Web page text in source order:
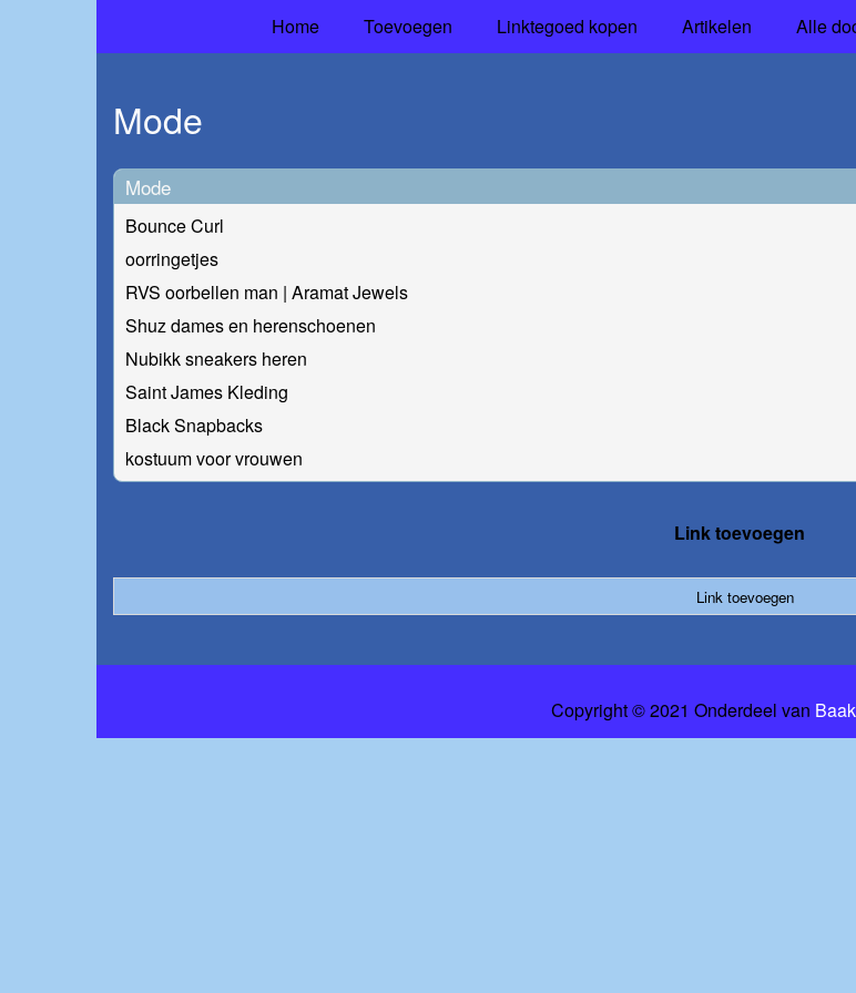
Home Toevoegen Linktegoed kopen Artikelen Alle
Mode
Mode
Bounce Curl
oorringetjes
RVS oorbellen man | Aramat Jewels
Shuz dames en herenschoenen
Nubikk sneakers heren
Saint James Kleding
Black Snapbacks
kostuum voor vrouwen
Link toevoegen
Link toevoegen
Copyright © 2021 Onderdeel van